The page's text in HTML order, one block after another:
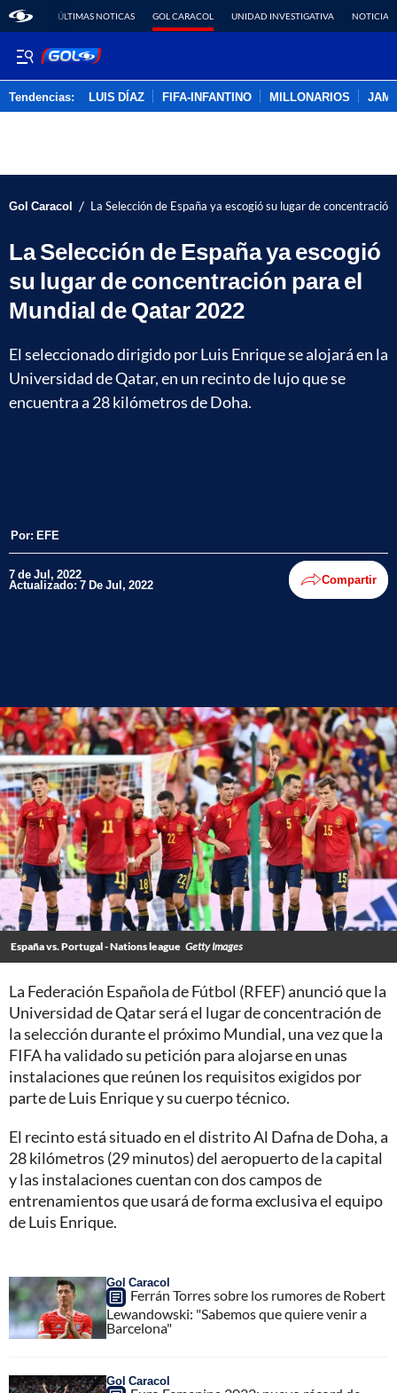
ÚLTIMAS NOTICAS GOL CARACOL UNIDAD INVESTIGATIVA NOTICIAS
Tendencias: LUIS DÍAZ FIFA-INFANTINO MILLONARIOS
Gol Caracol / La Selección de España ya escogió su lugar de
La Selección de España ya escogió
su lugar de concentración para el
Mundial de Qatar 2022
El seleccionado dirigido por Luis Enrique se alojará en la
Universidad de Qatar, en un recinto de lujo que se
encuentra a 28 kilómetros de Doha.
Por: EFE
7 de Jul, 2022
Actualizado: 7 De Jul, 2022 Compartir
España vs. Portugal - Nations league Getty Images
La Federación Española de Fútbol (RFEF) anunció que la
Universidad de Qatar será el lugar de concentración de
la selección durante el próximo Mundial, una vez que la
FIFA ha validado su petición para alojarse en unas
instalaciones que reúnen los requisitos exigidos por
parte de Luis Enrique y su cuerpo técnico.
El recinto está situado en el distrito Al Dafna de Doha, a
28 kilómetros (29 minutos) del aeropuerto de la capital
y las instalaciones cuentan con dos campos de
entrenamientos que usará de forma exclusiva el equipo
de Luis Enrique.
Gol Caracol
Ferrán Torres sobre los rumores de Robert
Lewandowski: "Sabemos que quiere venir a
Barcelona"
Gol Caracol